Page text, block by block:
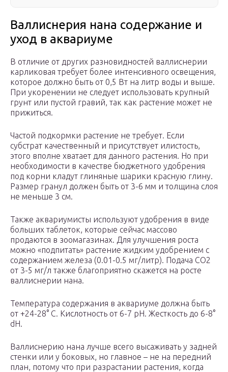
Валлиснерия нана содержание и
уход в аквариуме
В отличие от других разновидностей валлиснерии
карликовая требует более интенсивного освещения,
которое должно быть от 0,5 Вт на литр воды и выше.
При укоренении не следует использовать крупный
грунт или пустой гравий, так как растение может не
прижиться.
Частой подкормки растение не требует. Если
субстрат качественный и присутствует илистость,
этого вполне хватает для данного растения. Но при
необходимости в качестве бюджетного удобрения
под корни кладут глиняные шарики красную глину.
Размер гранул должен быть от 3-6 мм и толщина слоя
не меньше 3 см.
Также аквариумисты используют удобрения в виде
больших таблеток, которые сейчас массово
продаются в зоомагазинах. Для улучшения роста
можно «подпитать» растение жидким удобрением с
содержанием железа (0.01-0.5 мг/литр). Подача CO2
от 3-5 мг/л также благоприятно скажется на росте
валлиснерии нана.
Температура содержания в аквариуме должна быть
от +24-28° С. Кислотность от 6-7 pH. Жесткость до 6-8°
dH.
Валлиснерию нана лучше всего высаживать у задней
стенки или у боковых, но главное – не на передний
план, потому что при разрастании растения, когда